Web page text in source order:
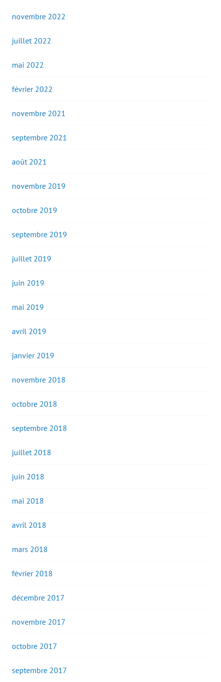
novembre 2022
juillet 2022
mai 2022
février 2022
novembre 2021
septembre 2021
août 2021
novembre 2019
octobre 2019
septembre 2019
juillet 2019
juin 2019
mai 2019
avril 2019
janvier 2019
novembre 2018
octobre 2018
septembre 2018
juillet 2018
juin 2018
mai 2018
avril 2018
mars 2018
février 2018
décembre 2017
novembre 2017
octobre 2017
septembre 2017